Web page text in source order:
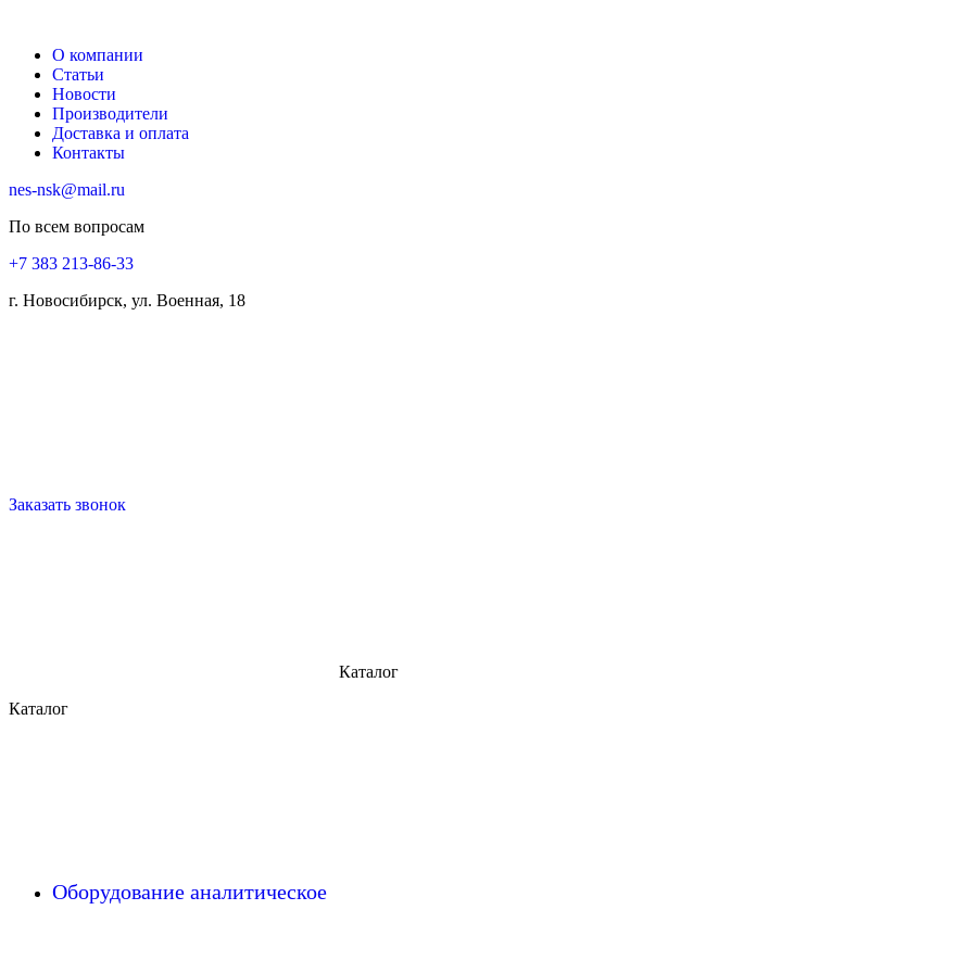
О компании
Статьи
Новости
Производители
Доставка и оплата
Контакты
nes-nsk@mail.ru
По всем вопросам
+7 383 213-86-33
г. Новосибирск, ул. Военная, 18
Заказать звонок
Каталог
Каталог
Оборудование аналитическое